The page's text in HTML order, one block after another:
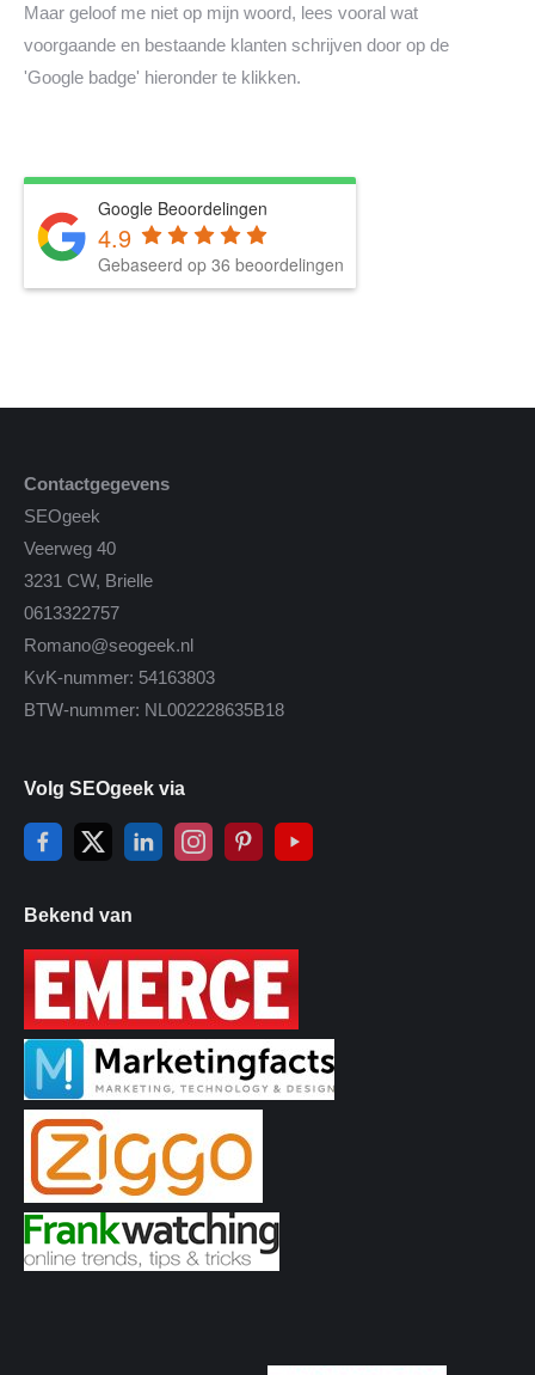
Maar geloof me niet op mijn woord, lees vooral wat
voorgaande en bestaande klanten schrijven door op de
'Google badge' hieronder te klikken.
Google Beoordelingen
4.9
Gebaseerd op 36 beoordelingen
Contactgegevens
SEOgeek
Veerweg 40
3231 CW, Brielle
0613322757
Romano@seogeek.nl
KvK-nummer: 54163803
BTW-nummer: NL002228635B18
Volg SEOgeek via
Bekend van